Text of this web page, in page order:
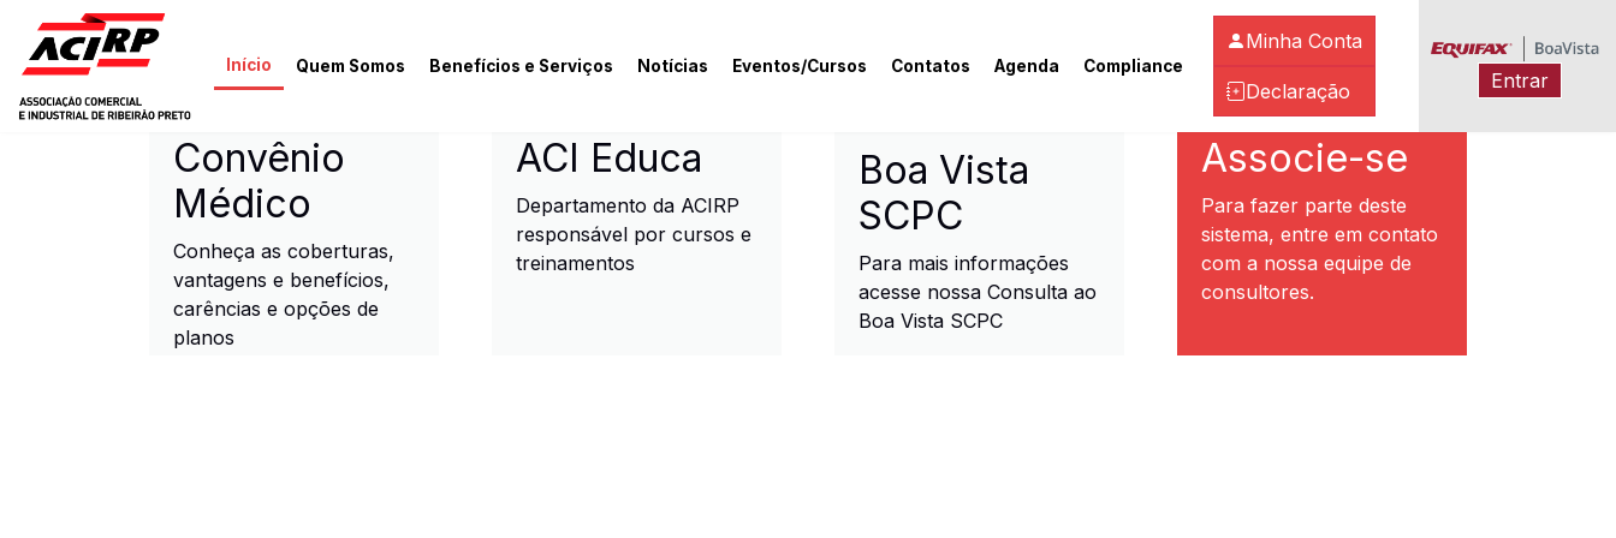
Pular para o conteúdo principal
Início Quem Somos Benefícios e Serviços Notícias Eventos/Cursos Contatos Agenda Compliance
Minha Conta
Declaração Entrar
ACIRP - Associação Comercial e Industrial de Ribeirão Preto
Convênio
Médico
Conheça as coberturas,
vantagens e benefícios,
carências e opções de
planos
ACI Educa
Departamento da ACIRP
responsável por cursos e
treinamentos
Boa Vista
SCPC
Para mais informações
acesse nossa Consulta ao
Boa Vista SCPC
Associe-se
Para fazer parte deste
sistema, entre em contato
com a nossa equipe de
consultores.